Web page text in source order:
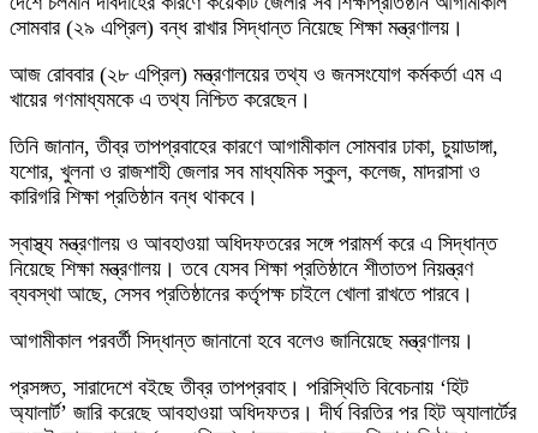
সোমবার (২৯ এপ্রিল) বন্ধ রাখার সিদ্ধান্ত নিয়েছে শিক্ষা মন্ত্রণালয়।
আজ রোববার (২৮ এপ্রিল) মন্ত্রণালয়ের তথ্য ও জনসংযোগ কর্মকর্তা এম এ
খায়ের গণমাধ্যমকে এ তথ্য নিশ্চিত করেছেন।
তিনি জানান, তীব্র তাপপ্রবাহের কারণে আগামীকাল সোমবার ঢাকা, চুয়াডাঙ্গা,
যশোর, খুলনা ও রাজশাহী জেলার সব মাধ্যমিক স্কুল, কলেজ, মাদরাসা ও
কারিগরি শিক্ষা প্রতিষ্ঠান বন্ধ থাকবে।
স্বাস্থ্য মন্ত্রণালয় ও আবহাওয়া অধিদফতরের সঙ্গে পরামর্শ করে এ সিদ্ধান্ত
নিয়েছে শিক্ষা মন্ত্রণালয়। তবে যেসব শিক্ষা প্রতিষ্ঠানে শীতাতপ নিয়ন্ত্রণ
ব্যবস্থা আছে, সেসব প্রতিষ্ঠানের কর্তৃপক্ষ চাইলে খোলা রাখতে পারবে।
আগামীকাল পরবর্তী সিদ্ধান্ত জানানো হবে বলেও জানিয়েছে মন্ত্রণালয়।
প্রসঙ্গত, সারাদেশে বইছে তীব্র তাপপ্রবাহ। পরিস্থিতি বিবেচনায় ‘হিট
অ্যালার্ট’ জারি করেছে আবহাওয়া অধিদফতর। দীর্ঘ বিরতির পর হিট অ্যালার্টের